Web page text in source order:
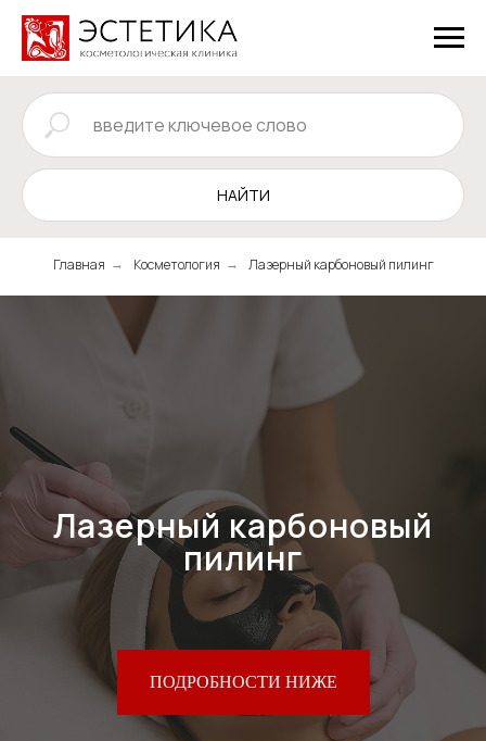
НАЙТИ
Главная → Косметология → Лазерный карбоновый пилинг
Лазерный карбоновый
пилинг
ПОДРОБНОСТИ НИЖЕ